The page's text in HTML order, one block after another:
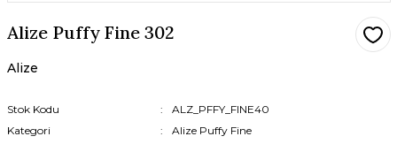
Alize Puffy Fine 302
Alize
Stok Kodu
ALZ_PFFY_FINE40
Kategori
Alize Puffy Fine